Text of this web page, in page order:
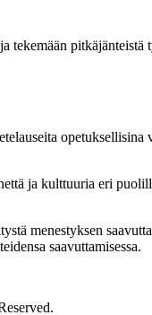
pitkäjänteistä
ja kulttuuria eri
menestyksen
saavuttamisessa.